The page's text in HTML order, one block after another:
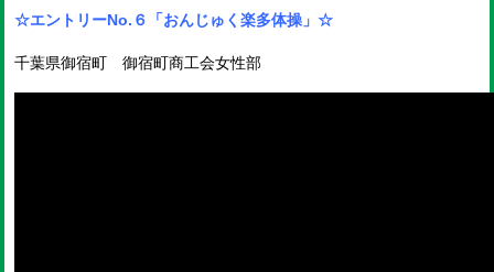
☆エントリーNo.６ 「おんじゅく楽多体操」☆
千葉県御宿町 御宿町商工会女性部